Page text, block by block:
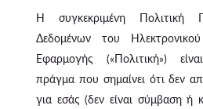
Η συγκεκριμένη Πολιτική
Δεδομένων του
Εφαρμογής («Πολιτική»)
πράγμα που σημαίνει ότι δεν
για εσάς (δεν είναι σύμβαση ή